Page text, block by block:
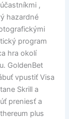
,
hazardné
program
hra okolí
GoldenBet
vpustiť Visa
Skrill a
preniesť a
plus